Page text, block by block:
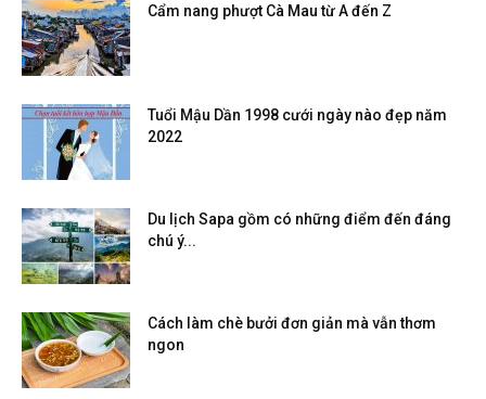
Cẩm nang phượt Cà Mau từ A đến Z
Tuổi Mậu Dần 1998 cưới ngày nào đẹp năm
2022
Du lịch Sapa gồm có những điểm đến đáng
chú ý...
Cách làm chè bưởi đơn giản mà vẫn thơm
ngon